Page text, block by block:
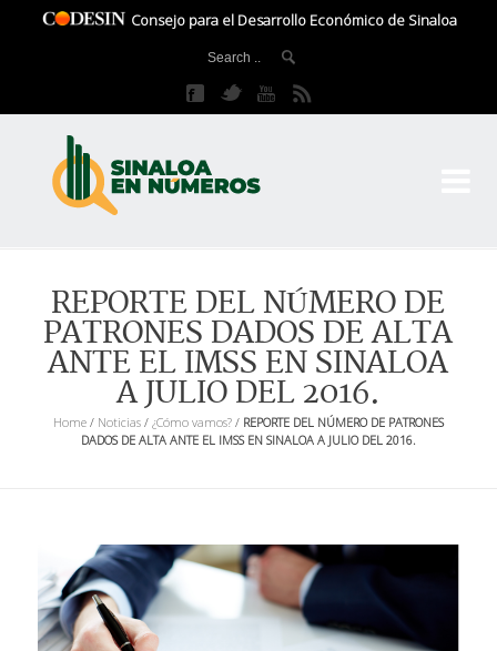
Consejo para el Desarrollo Económico de Sinaloa
REPORTE DEL NÚMERO DE
PATRONES DADOS DE ALTA
ANTE EL IMSS EN SINALOA
A JULIO DEL 2016.
Home/ Noticias/ ¿Cómo vamos?/ REPORTE DEL NÚMERO DE PATRONES
DADOS DE ALTA ANTE EL IMSS EN SINALOA A JULIO DEL 2016.